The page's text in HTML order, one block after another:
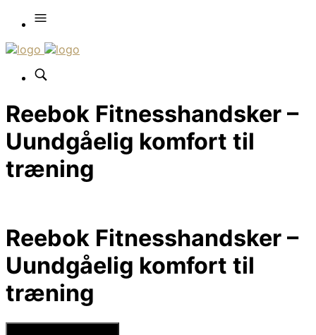
Reebok Fitnesshandsker –
Uundgåelig komfort til
træning
Reebok Fitnesshandsker –
Uundgåelig komfort til
træning